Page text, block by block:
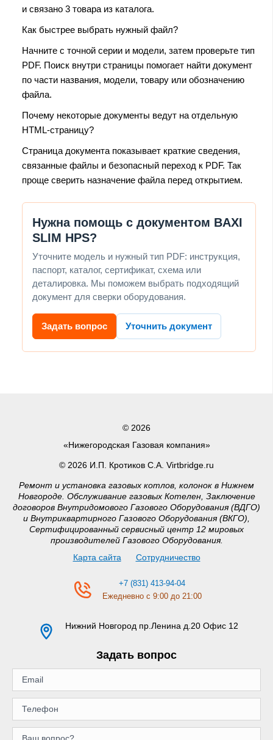
и связано 3 товара из каталога.
Как быстрее выбрать нужный файл?
Начните с точной серии и модели, затем проверьте тип
PDF. Поиск внутри страницы помогает найти документ
по части названия, модели, товару или обозначению
файла.
Почему некоторые документы ведут на отдельную
HTML-страницу?
Страница документа показывает краткие сведения,
связанные файлы и безопасный переход к PDF. Так
проще сверить назначение файла перед открытием.
Нужна помощь с документом BAXI
SLIM HPS?
Уточните модель и нужный тип PDF: инструкция,
паспорт, каталог, сертификат, схема или
деталировка. Мы поможем выбрать подходящий
документ для сверки оборудования.
Задать вопрос Уточнить документ
© 2026
«Нижегородская Газовая компания»
© 2026 И.П. Кротиков С.А. Virtbridge.ru
Ремонт и установка газовых котлов, колонок в Нижнем
Новгороде. Обслуживание газовых Котелен, Заключение
договоров Внутридомового Газового Оборудования (ВДГО)
и Внутриквартирного Газового Оборудования (ВКГО),
Сертифицированный сервисный центр 12 мировых
производителей Газового Оборудования.
Карта сайта
Сотрудничество
+7 (831) 413-94-04
Ежедневно с 9:00 до 21:00
Нижний Новгород пр.Ленина д.20 Офис 12
Задать вопрос